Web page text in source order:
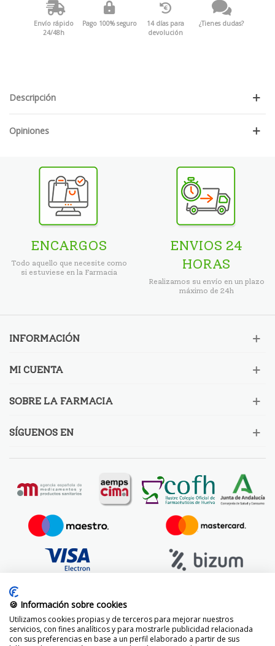
Envío rápido
24/48h
Pago 100% seguro
14 días para
devolución
¿Tienes dudas?
Descripción
Opiniones
ENCARGOS
Todo aquello que necesite como
si estuviese en la Farmacia
ENVIOS 24
HORAS
Realizamos su envío en un plazo
máximo de 24h
INFORMACIÓN
MI CUENTA
SOBRE LA FARMACIA
SÍGUENOS EN
🍪 Información sobre cookies
Utilizamos cookies propias y de terceros para mejorar nuestros
servicios, con fines analíticos y para mostrarle publicidad relacionada
con sus preferencias en base a un perfil elaborado a partir de sus